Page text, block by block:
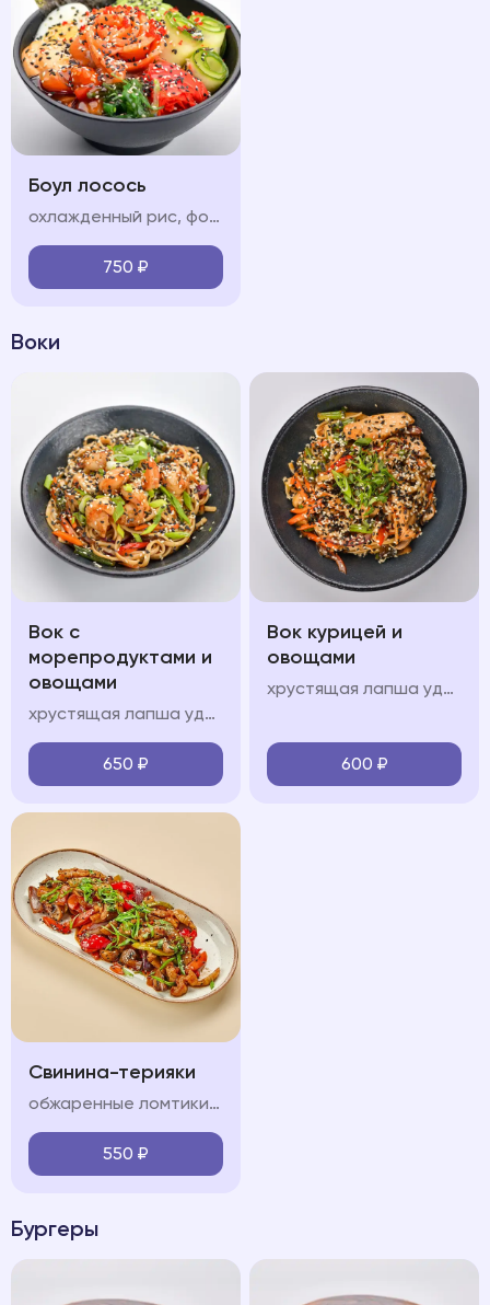
Боул лосось
охлажденный рис, форель, обжаренные в соусе терияки, свежие овощи (огурец, авокадо, черри), яйцо, водоросли чукка, нори, икра "тобико", соус "терияки", соус "спайси", кунжут
750 ₽
Воки
Вок с
морепродуктами и
овощами
хрустящая лапша удон, королевские креветки, кальмары, мидии, красный лук, болгарский перец, шампиньоны, морковь, кабачок, лук перо, кинза, соус "вок", свежая зелень, кунжут
650 ₽
Вок курицей и
овощами
хрустящая лапша удон, куриное филе, болгарский перец, шампиньоны, морковь, кабачок, лук перо, кинза, соус "вок", свежая зелень, кунжут
600 ₽
Свинина-терияки
обжаренные ломтики свинины, красный лук, болгарский перец, шампиньон, морковь, кабачок, соус терияки, лук перо, кинза
550 ₽
Бургеры